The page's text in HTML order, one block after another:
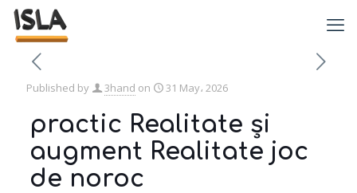
Published by 3hand on 31 May، 2026
practic Realitate și
augment Realitate joc
de noroc